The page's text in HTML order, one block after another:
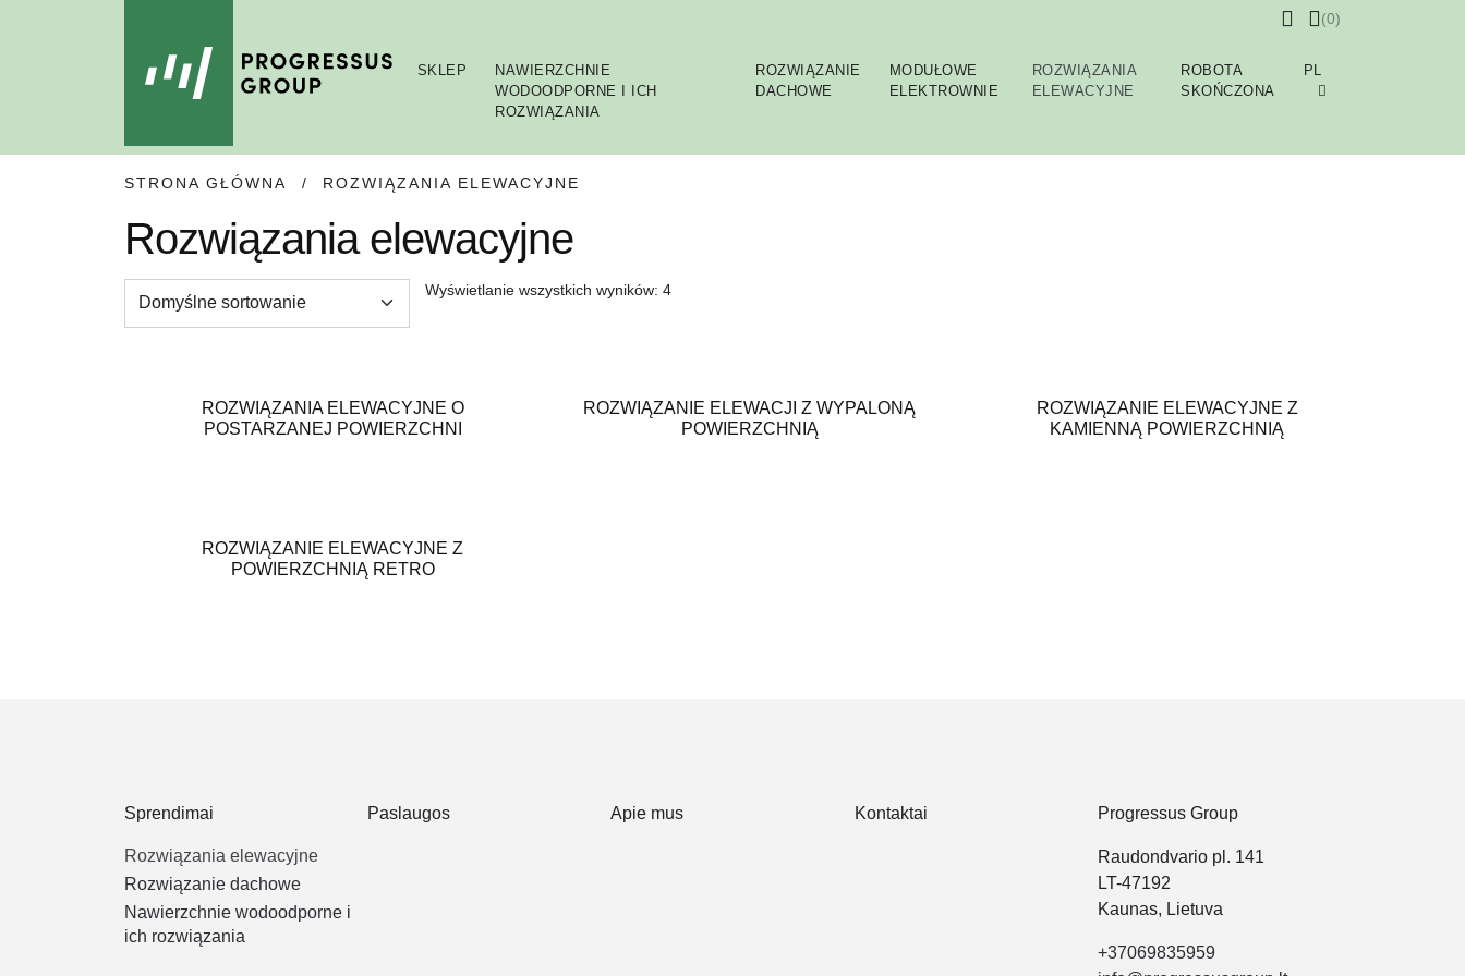
(0)
SKLEP
NAWIERZCHNIE
WODOODPORNE I ICH
ROZWIĄZANIA
ROZWIĄZANIE
DACHOWE
MODUŁOWE
ELEKTROWNIE
ROZWIĄZANIA
ELEWACYJNE
ROBOTA
SKOŃCZONA
PL
TO
TO
STRONA GŁÓWNA / ROZWIĄZANIA ELEWACYJNE
Rozwiązania elewacyjne
Wyświetlanie wszystkich wyników: 4
ROZWIĄZANIA ELEWACYJNE O
POSTARZANEJ POWIERZCHNI
ROZWIĄZANIE ELEWACJI Z WYPALONĄ
POWIERZCHNIĄ
ROZWIĄZANIE ELEWACYJNE Z
KAMIENNĄ POWIERZCHNIĄ
ROZWIĄZANIE ELEWACYJNE Z
POWIERZCHNIĄ RETRO
Sprendimai
Rozwiązania elewacyjne
Rozwiązanie dachowe
Nawierzchnie wodoodporne i
ich rozwiązania
Paslaugos Apie mus Kontaktai Progressus Group
Raudondvario pl. 141
LT-47192
Kaunas, Lietuva
+37069835959